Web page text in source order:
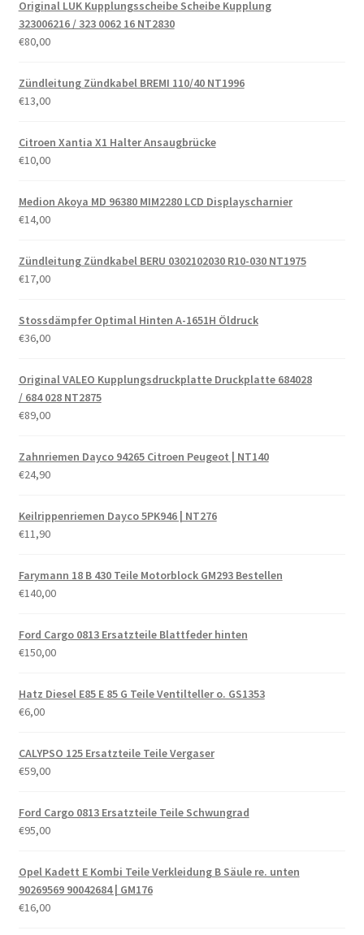
Original LUK Kupplungsscheibe Scheibe Kupplung
323006216 / 323 0062 16 NT2830
€80,00
Zündleitung Zündkabel BREMI 110/40 NT1996
€13,00
Citroen Xantia X1 Halter Ansaugbrücke
€10,00
Medion Akoya MD 96380 MIM2280 LCD Displayscharnier
€14,00
Zündleitung Zündkabel BERU 0302102030 R10-030 NT1975
€17,00
Stossdämpfer Optimal Hinten A-1651H Öldruck
€36,00
Original VALEO Kupplungsdruckplatte Druckplatte 684028
/ 684 028 NT2875
€89,00
Zahnriemen Dayco 94265 Citroen Peugeot | NT140
€24,90
Keilrippenriemen Dayco 5PK946 | NT276
€11,90
Farymann 18 B 430 Teile Motorblock GM293 Bestellen
€140,00
Ford Cargo 0813 Ersatzteile Blattfeder hinten
€150,00
Hatz Diesel E85 E 85 G Teile Ventilteller o. GS1353
€6,00
CALYPSO 125 Ersatzteile Teile Vergaser
€59,00
Ford Cargo 0813 Ersatzteile Teile Schwungrad
€95,00
Opel Kadett E Kombi Teile Verkleidung B Säule re. unten
90269569 90042684 | GM176
€16,00